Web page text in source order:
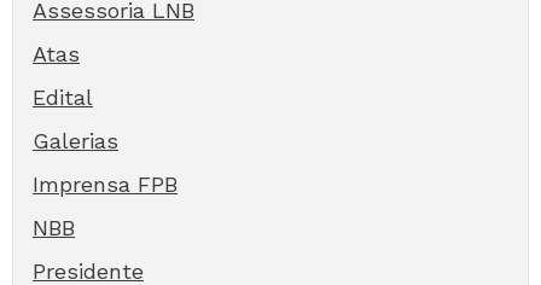
Assessoria LNB
Atas
Edital
Galerias
Imprensa FPB
NBB
Presidente